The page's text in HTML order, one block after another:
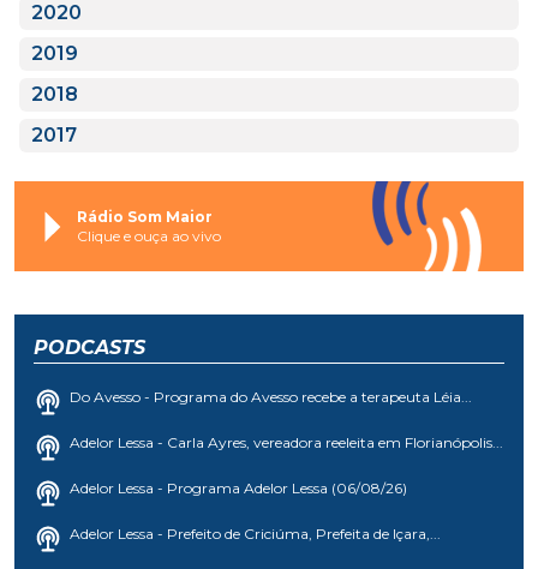
2020
2019
2018
2017
Rádio Som Maior
Clique e ouça ao vivo
PODCASTS
Do Avesso - Programa do Avesso recebe a terapeuta Léia...
Adelor Lessa - Carla Ayres, vereadora reeleita em Florianópolis...
Adelor Lessa - Programa Adelor Lessa (06/08/26)
Adelor Lessa - Prefeito de Criciúma, Prefeita de Içara,...